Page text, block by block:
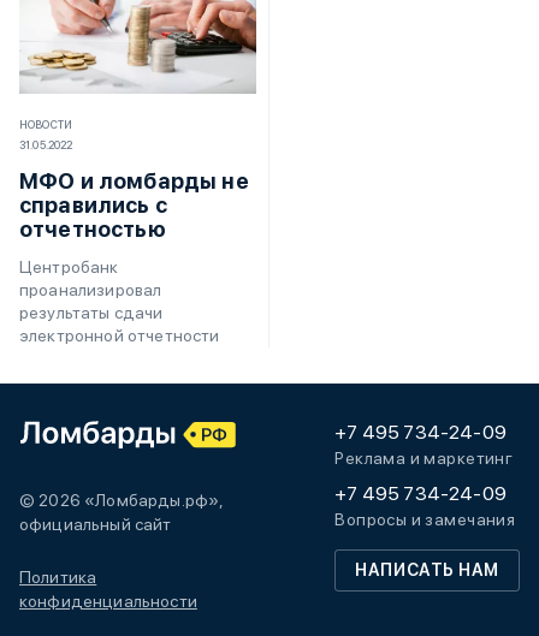
НОВОСТИ
31.05.2022
МФО и ломбарды не
справились с
отчетностью
Центробанк
проанализировал
результаты сдачи
электронной отчетности
© 2026 «Ломбарды.рф»,
официальный сайт
Политика
конфиденциальности
+7 495 734-24-09
Реклама и маркетинг
+7 495 734-24-09
Вопросы и замечания
НАПИСАТЬ НАМ